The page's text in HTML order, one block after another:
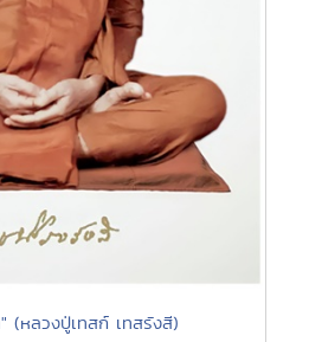
(หลวงปู่เทสก์ เทสรังสี)